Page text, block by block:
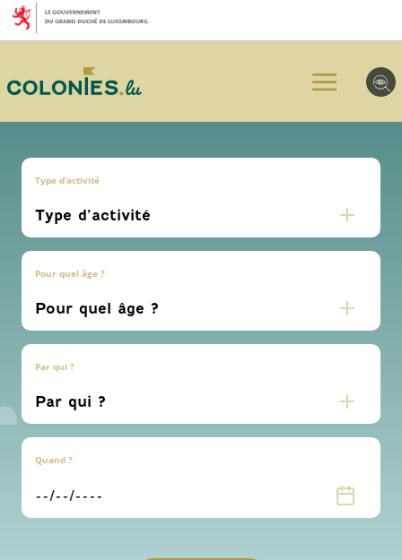
Aller
au
menu
Aller
au
contenu
Aller
au
pied
page
Type d’activité
Pour quel âge ?
Par qui ?
Quand ?